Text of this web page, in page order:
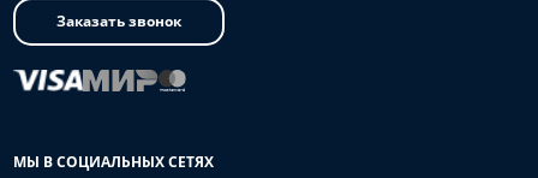
Заказать звонок
МЫ В СОЦИАЛЬНЫХ СЕТЯХ